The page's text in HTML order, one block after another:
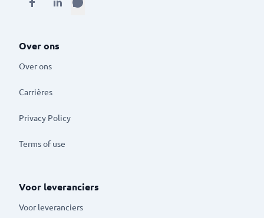
Over ons
Over ons
Carrières
Privacy Policy
Terms of use
Voor leveranciers
Voor leveranciers